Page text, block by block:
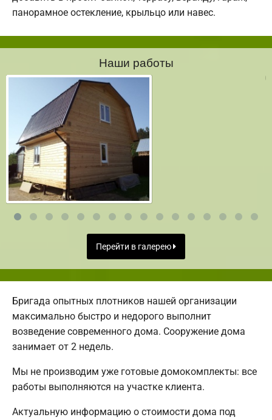
панорамное остекление, крыльцо или навес.
Наши работы
Перейти в галерею
Бригада опытных плотников нашей организации
максимально быстро и недорого выполнит
возведение современного дома. Сооружение дома
занимает от 2 недель.
Мы не производим уже готовые домокомплекты: все
работы выполняются на участке клиента.
Актуальную информацию о стоимости дома под